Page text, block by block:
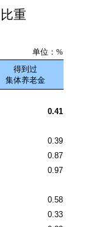
重
单位：%
得到过
集体养老金
0.41
0.39
0.87
0.97
0.58
0.33